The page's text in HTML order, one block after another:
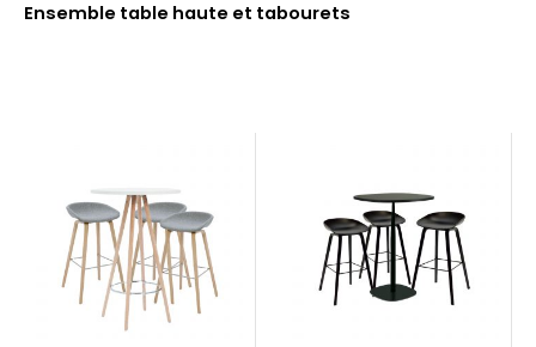
Ensemble table haute et tabourets
plusieurs
variations.
Les